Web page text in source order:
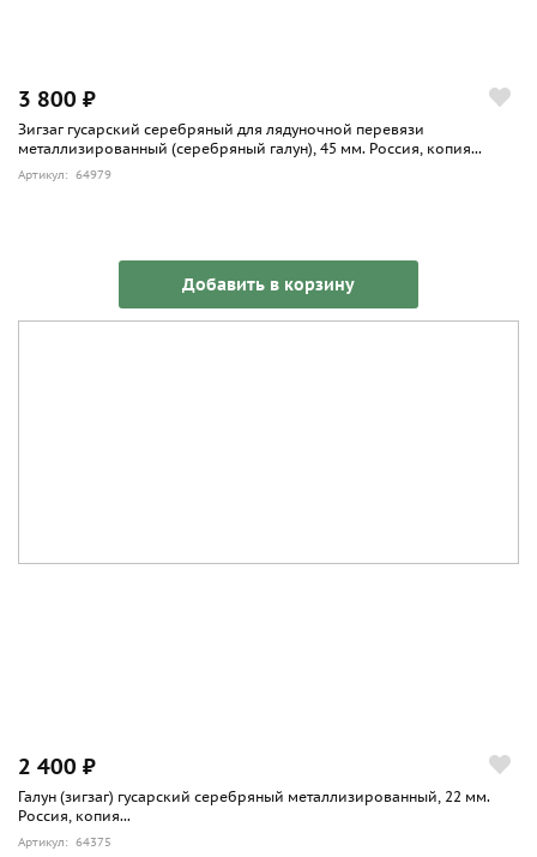
3 800 ₽
Зигзаг гусарский серебряный для лядуночной перевязи
металлизированный (серебряный галун), 45 мм. Россия, копия...
Артикул: 64979
Добавить в корзину
2 400 ₽
Галун (зигзаг) гусарский серебряный металлизированный, 22 мм.
Россия, копия...
Артикул: 64375